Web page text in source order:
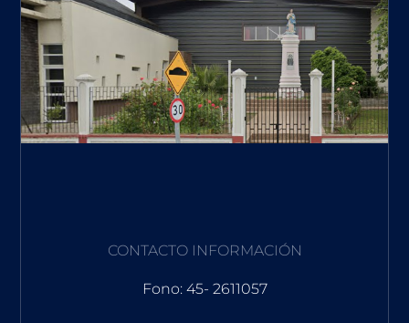
CONTACTO INFORMACIÓN
Fono: 45- 2611057